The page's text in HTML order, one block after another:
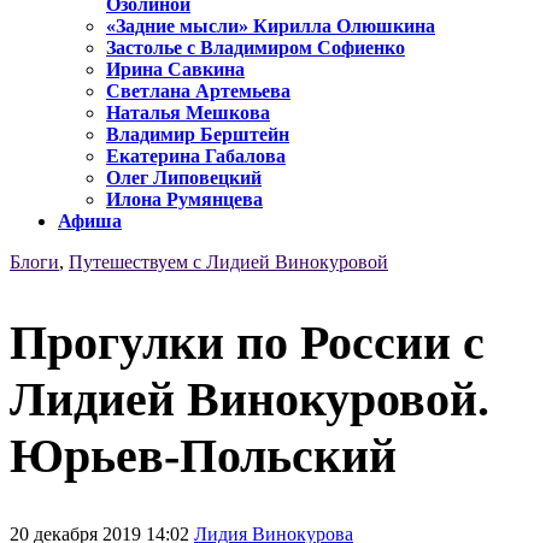
Озолиной
«Задние мысли» Кирилла Олюшкина
Застолье с Владимиром Софиенко
Ирина Савкина
Светлана Артемьева
Наталья Мешкова
Владимир Берштейн
Екатерина Габалова
Олег Липовецкий
Илона Румянцева
Афиша
Блоги, Путешествуем с Лидией Винокуровой
Прогулки по России с
Лидией Винокуровой.
Юрьев-Польский
20 декабря 2019 14:02 Лидия Винокурова